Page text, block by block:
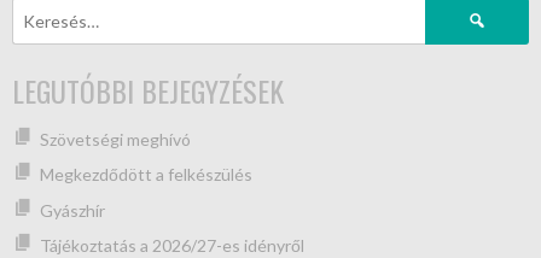
LEGUTÓBBI BEJEGYZÉSEK
Szövetségi meghívó
Megkezdődött a felkészülés
Gyászhír
Tájékoztatás a 2026/27-es idényről